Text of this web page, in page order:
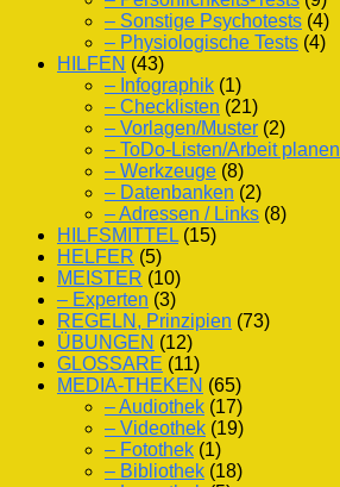
– Sonstige Psychotests (4)
– Physiologische Tests (4)
HILFEN (43)
– Infographik (1)
– Checklisten (21)
– Vorlagen/Muster (2)
– ToDo-Listen/Arbeit planen
– Werkzeuge (8)
– Datenbanken (2)
– Adressen / Links (8)
HILFSMITTEL (15)
HELFER (5)
MEISTER (10)
– Experten (3)
REGELN, Prinzipien (73)
ÜBUNGEN (12)
GLOSSARE (11)
MEDIA-THEKEN (65)
– Audiothek (17)
– Videothek (19)
– Fotothek (1)
– Bibliothek (18)